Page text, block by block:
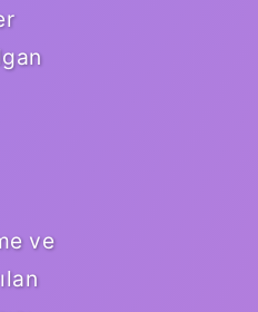
ve